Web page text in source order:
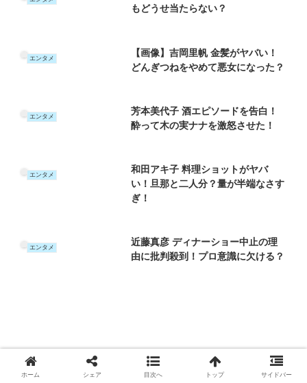
もどうせ当たらない？
エンタメ
【画像】吉岡里帆 金髪がヤバい！
どんぎつねをやめて悪女になった？
エンタメ
芳本美代子 酒エピソードを告白！
酔って木の実ナナを激怒させた！
エンタメ
和田アキ子 料理ショットがヤバ
い！旦那と二人分？量が半端なさす
ぎ！
エンタメ
近藤真彦 ディナーショー中止の理
由に批判殺到！プロ意識に欠ける？
ホーム シェア 目次へ トップ サイドバー